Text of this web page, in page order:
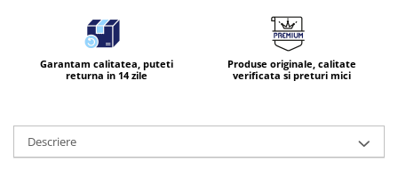
Garantam calitatea, puteti
returna in 14 zile
Produse originale, calitate
verificata si preturi mici
Descriere